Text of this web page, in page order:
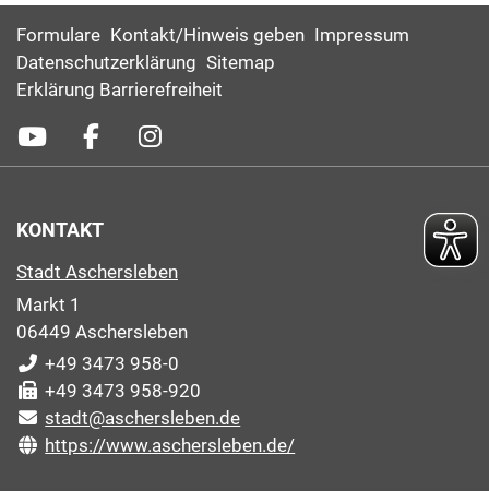
Formulare Kontakt/Hinweis geben Impressum
Datenschutzerklärung Sitemap
Erklärung Barrierefreiheit
KONTAKT
Stadt Aschersleben
Markt 1
06449 Aschersleben
+49 3473 958-0
+49 3473 958-920
stadt@aschersleben.de
https://www.aschersleben.de/